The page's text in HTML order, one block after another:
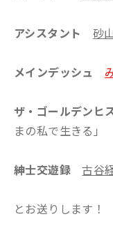
アシスタント 砂
メインデッシュ
ザ・ゴールデンヒ
まの私で生きる」
紳士交遊録 古谷
とお送りします！